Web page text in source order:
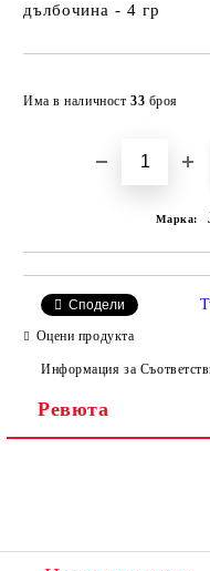
дълбочина - 4 гр
Има в наличност 33 броя
Марка:
Сподели
Оцени продукта
Информация за
Ревюта